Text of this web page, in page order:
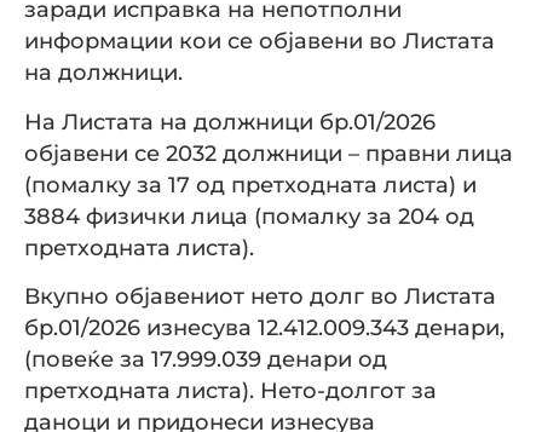
заради исправка на непотполни
информации кои се објавени во Листата
на должници.
На Листата на должници бр.01/2026
објавени се 2032 должници – правни лица
(помалку за 17 од претходната листа) и
3884 физички лица (помалку за 204 од
претходната листа).
Вкупно објавениот нето долг во Листата
бр.01/2026 изнесува 12.412.009.343 денари,
(повеќе за 17.999.039 денари од
претходната листа). Нето-долгот за
даноци и придонеси изнесува